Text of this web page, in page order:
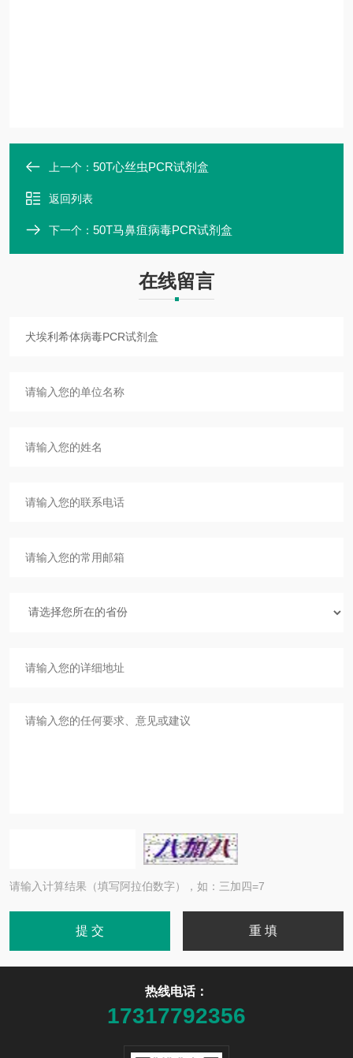
上一个： 50T心丝虫PCR试剂盒
返回列表
下一个： 50T马鼻疽病毒PCR试剂盒
在线留言
请输入计算结果（填写阿拉伯数字），如：三加四=7
热线电话：
17317792356